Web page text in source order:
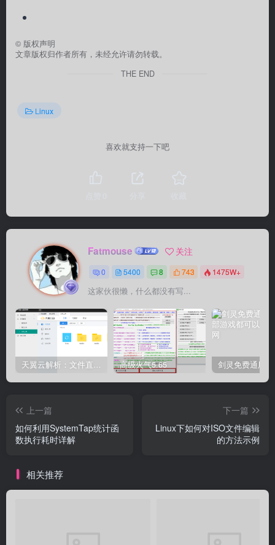
© 版权声明
文章版权归作者所有，未经允许请勿转载。
THE END
Linux
喜欢就支持一下吧
Fatmouse 关注
0 5400 8 743 1475W+
这家伙很懒，什么都没有写...
天翼云解析：文件直链获取源码 高级火气5.65
上一篇
如何利用SystemTap统计函
数执行耗时详解
下一篇
Linux下如何对ISO文件编辑
的方法示例
相关推荐